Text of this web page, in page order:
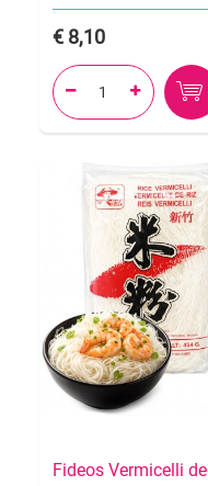
8,10
 
Fideos Vermicelli de